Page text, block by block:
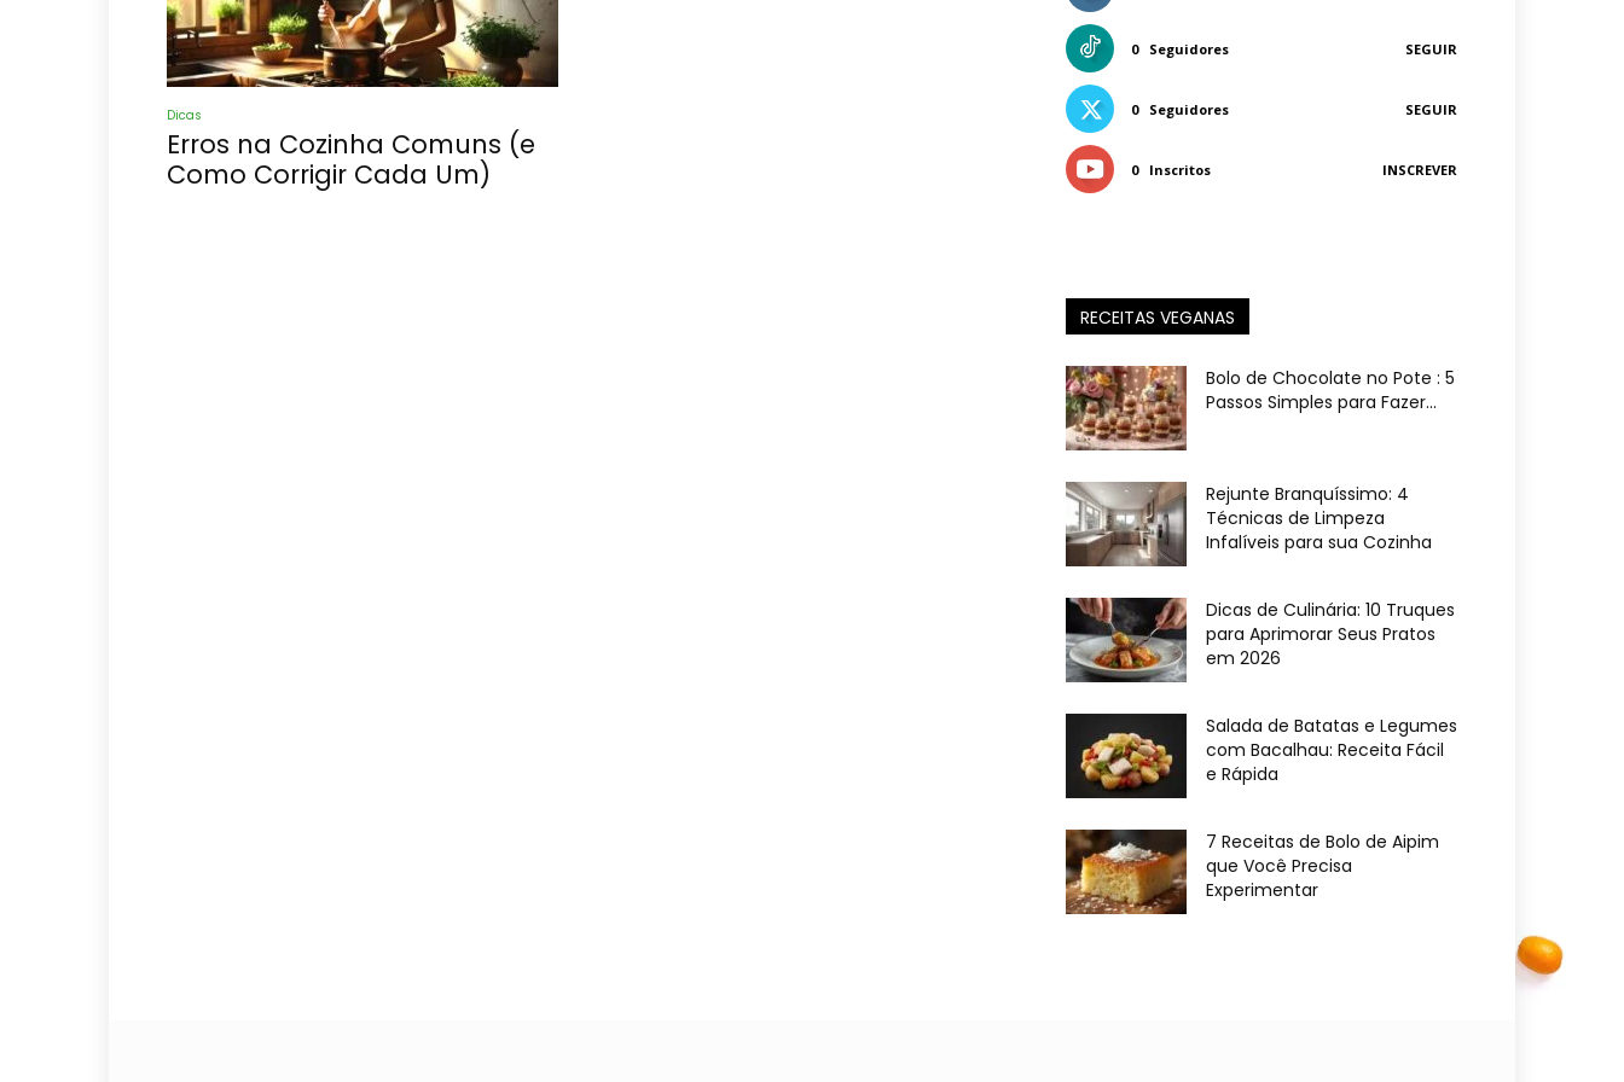
Dicas
Erros na Cozinha Comuns (e
Como Corrigir Cada Um)
0 Seguidores SEGUIR
0 Seguidores SEGUIR
0 Inscritos INSCREVER
RECEITAS VEGANAS
Bolo de Chocolate no Pote : 5
Passos Simples para Fazer...
Rejunte Branquíssimo: 4
Técnicas de Limpeza
Infalíveis para sua Cozinha
Dicas de Culinária: 10 Truques
para Aprimorar Seus Pratos
em 2026
Salada de Batatas e Legumes
com Bacalhau: Receita Fácil
e Rápida
7 Receitas de Bolo de Aipim
que Você Precisa
Experimentar